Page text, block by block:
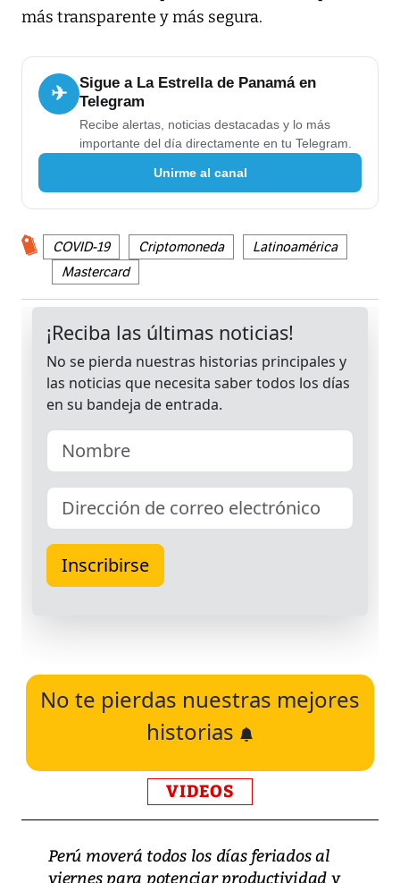
más transparente y más segura.
✈
Sigue a La Estrella de Panamá en
Telegram
Recibe alertas, noticias destacadas y lo más
importante del día directamente en tu Telegram.
Unirme al canal
COVID-19 Criptomoneda
Latinoamérica
Mastercard
No te pierdas nuestras mejores
historias
VIDEOS
Perú moverá todos los días feriados al
viernes para potenciar productividad y